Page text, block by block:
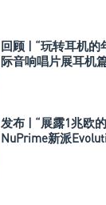
回顾 | “玩转耳机的
际音响唱片展耳机
发布 | “展露1兆欧
NuPrime新派